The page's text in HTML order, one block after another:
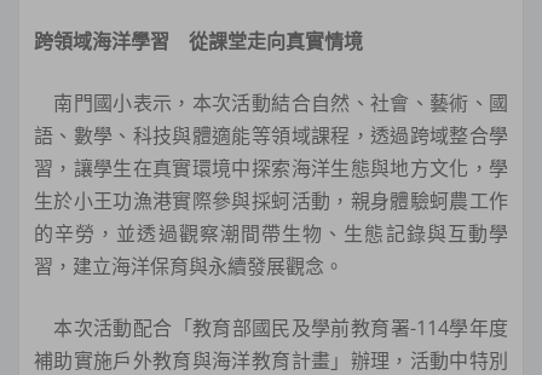
跨領域海洋學習 從課堂走向真實情境
南門國小表示，本次活動結合自然、社會、藝術、國
語、數學、科技與體適能等領域課程，透過跨域整合學
習，讓學生在真實環境中探索海洋生態與地方文化，學
生於小王功漁港實際參與採蚵活動，親身體驗蚵農工作
的辛勞，並透過觀察潮間帶生物、生態記錄與互動學
習，建立海洋保育與永續發展觀念。
本次活動配合「教育部國民及學前教育署-114學年度
補助實施戶外教育與海洋教育計畫」辦理，活動中特別